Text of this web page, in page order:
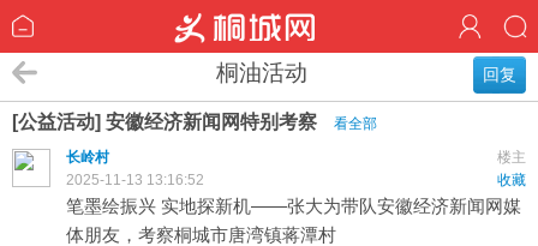
回复
桐油活动
[公益活动] 安徽经济新闻网特别考察
看全部
楼主
长岭村
收藏
2025-11-13 13:16:52
笔墨绘振兴 实地探新机——张大为带队安徽经济新闻网媒
体朋友，考察桐城市唐湾镇蒋潭村